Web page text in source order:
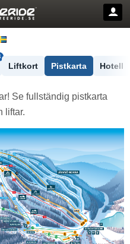
Liftkort Pistkarta Hotell
Se fullständig pistkarta
liftar.